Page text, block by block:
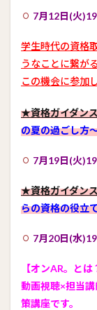
7月12日(火
学生時代の資格
うなことに繋が
この機会に参加
★資格ガイダン
の夏の過ごし方
7月19日(火
★資格ガイダン
らの資格の役立
7月20日(水
【オンAR。とは
動画視聴×担当
策講座です。